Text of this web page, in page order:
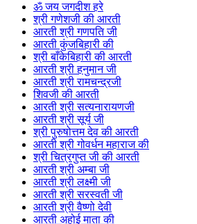
ॐ जय जगदीश हरे
श्री गणेशजी की आरती
आरती श्री गणपति जी
आरती कुंजबिहारी की
श्री बाँकेबिहारी की आरती
आरती श्री हनुमान जी
आरती श्री रामचन्द्रजी
शिवजी की आरती
आरती श्री सत्यनारायणजी
आरती श्री सूर्य जी
श्री पुरुषोत्तम देव की आरती
आरती श्री गोवर्धन महाराज की
श्री चित्रगुप्त जी की आरती
आरती श्री अम्बा जी
आरती श्री लक्ष्मी जी
आरती श्री सरस्वती जी
आरती श्री वैष्णो देवी
आरती अहोई माता की